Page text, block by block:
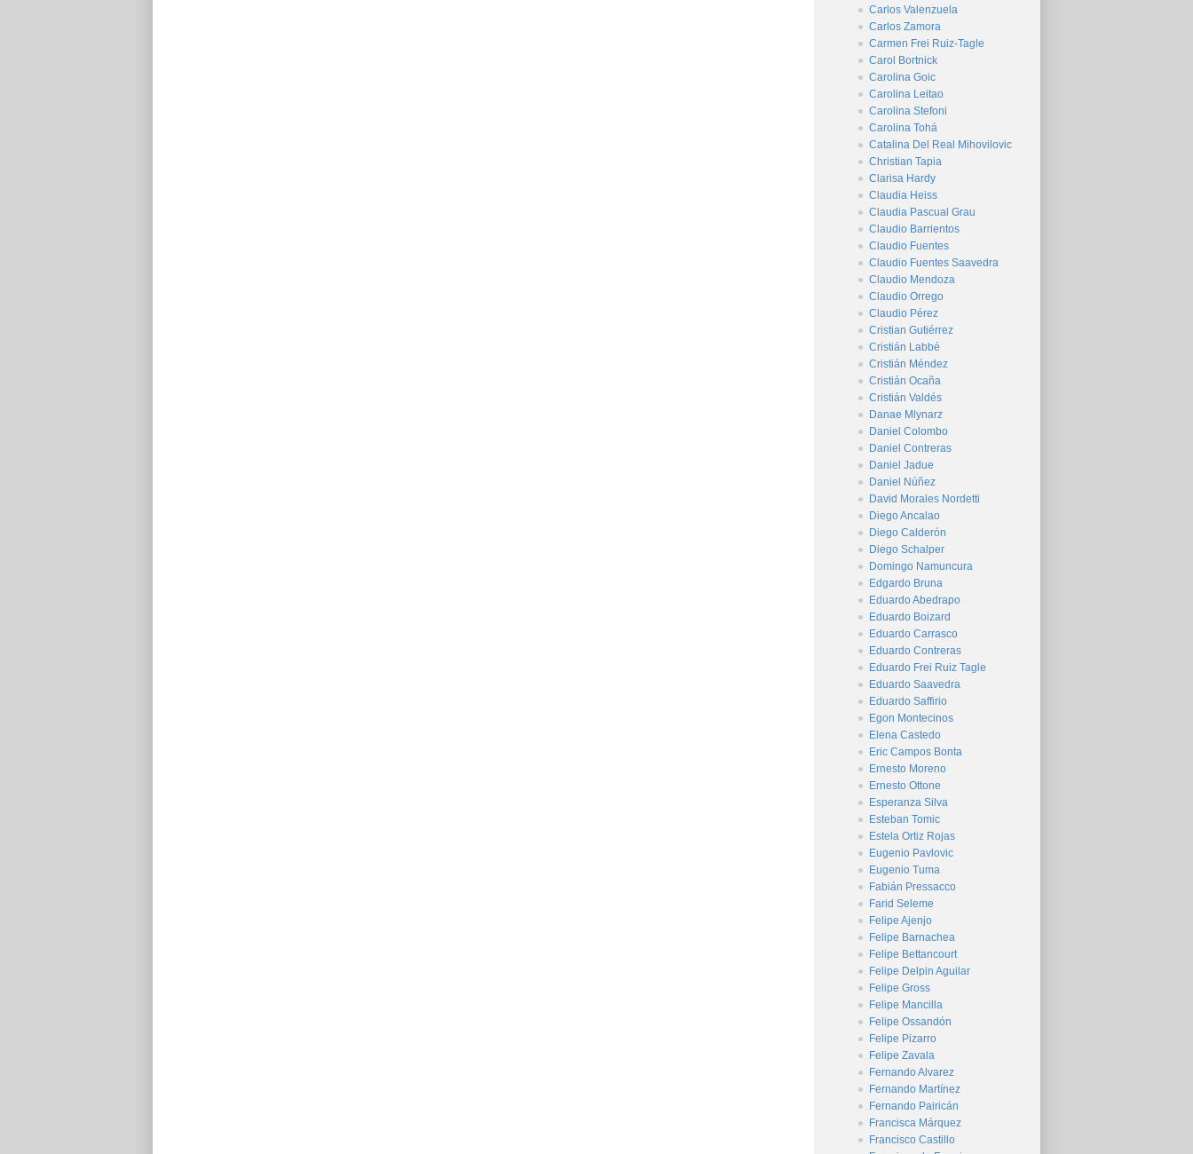
Carlos Valenzuela
Carlos Zamora
Carmen Frei Ruiz-Tagle
Carol Bortnick
Carolina Goic
Carolina Leitao
Carolina Stefoni
Carolina Tohá
Catalina Del Real Mihovilovic
Christian Tapia
Clarisa Hardy
Claudia Heiss
Claudia Pascual Grau
Claudio Barrientos
Claudio Fuentes
Claudio Fuentes Saavedra
Claudio Mendoza
Claudio Orrego
Claudio Pérez
Cristian Gutiérrez
Cristián Labbé
Cristián Méndez
Cristián Ocaña
Cristián Valdés
Danae Mlynarz
Daniel Colombo
Daniel Contreras
Daniel Jadue
Daniel Núñez
David Morales Nordetti
Diego Ancalao
Diego Calderón
Diego Schalper
Domingo Namuncura
Edgardo Bruna
Eduardo Abedrapo
Eduardo Boizard
Eduardo Carrasco
Eduardo Contreras
Eduardo Frei Ruiz Tagle
Eduardo Saavedra
Eduardo Saffirio
Egon Montecinos
Elena Castedo
Eric Campos Bonta
Ernesto Moreno
Ernesto Ottone
Esperanza Silva
Esteban Tomic
Estela Ortiz Rojas
Eugenio Pavlovic
Eugenio Tuma
Fabián Pressacco
Farid Seleme
Felipe Ajenjo
Felipe Barnachea
Felipe Bettancourt
Felipe Delpin Aguilar
Felipe Gross
Felipe Mancilla
Felipe Ossandón
Felipe Pizarro
Felipe Zavala
Fernando Alvarez
Fernando Martínez
Fernando Pairicán
Francisca Márquez
Francisco Castillo